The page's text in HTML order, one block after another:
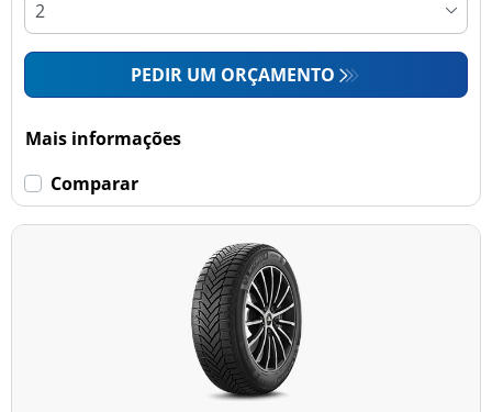
PEDIR UM ORÇAMENTO
Mais informações
Comparar